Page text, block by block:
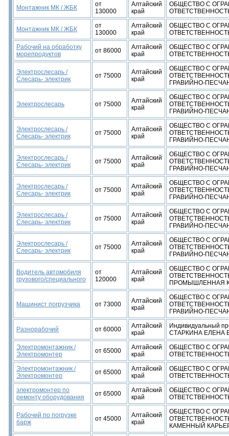
Монтажник МК / ЖБК
от
130000
Алтайский
край
ОБЩЕСТВО С
Монтажник МК / ЖБК
от
130000
Алтайский
край
ОБЩЕСТВО С
Рабочий на обработку
морепродуктов
от 86000
Алтайский
край
ОБЩЕСТВО С
Электрослесарь /
Слесарь- электрик
от 75000
Алтайский
край
ОБЩЕСТВО С
ГРАВИЙНО-
Электрослесарь от 75000
Алтайский
край
ОБЩЕСТВО С
ГРАВИЙНО-
Электрослесарь /
Слесарь- электрик
от 75000
Алтайский
край
ОБЩЕСТВО С
ГРАВИЙНО-
Электрослесарь /
Слесарь- электрик
от 75000
Алтайский
край
ОБЩЕСТВО С
ГРАВИЙНО-
Электрослесарь /
Слесарь- электрик
от 75000
Алтайский
край
ОБЩЕСТВО С
ГРАВИЙНО-
Электрослесарь /
Слесарь- электрик
от 75000
Алтайский
край
ОБЩЕСТВО С
ГРАВИЙНО-
Электрослесарь /
Слесарь- электрик
от 75000
Алтайский
край
ОБЩЕСТВО С
ГРАВИЙНО-
Водитель автомобиля
грузового/специального
от
120000
Алтайский
край
ОБЩЕСТВО С
ПРОМЫШЛЕННАЯ
Машинист погрузчика от 73000
Алтайский
край
ОБЩЕСТВО С
ГРАВИЙНО-
Разнорабочий от 60000
Алтайский
край
Индивидуальный
СТАРКИНА ЕЛЕНА
Электромонтажник /
Электромонтер
от 65000
Алтайский
край
ОБЩЕСТВО С
Электромонтажник /
Электромонтер
от 65000
Алтайский
край
ОБЩЕСТВО С
электромонтер по
ремонту оборудования
от 65000
Алтайский
край
ОБЩЕСТВО С
Рабочий по погрузке
барж
от 45000
Алтайский
край
ОБЩЕСТВО С
КАМЕННЫЙ